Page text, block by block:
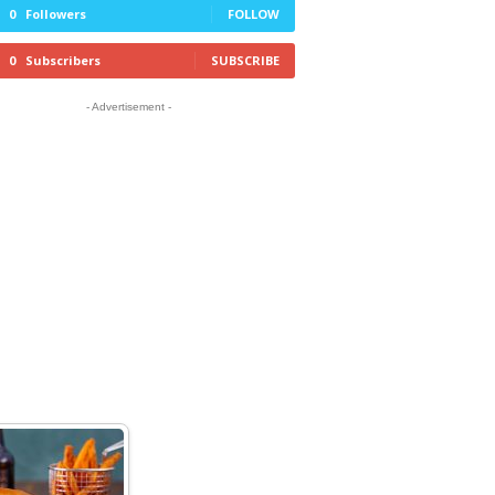
0 Followers FOLLOW
0 Subscribers SUBSCRIBE
- Advertisement -